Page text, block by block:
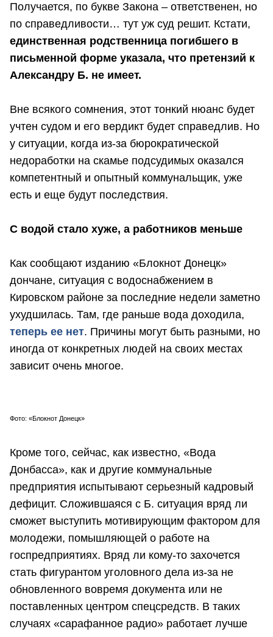
Получается, по букве Закона – ответственен, но
по справедливости… тут уж суд решит. Кстати,
единственная родственница погибшего в
письменной форме указала, что претензий к
Александру Б. не имеет.
Вне всякого сомнения, этот тонкий нюанс будет
учтен судом и его вердикт будет справедлив. Но
у ситуации, когда из-за бюрократической
недоработки на скамье подсудимых оказался
компетентный и опытный коммунальщик, уже
есть и еще будут последствия.
С водой стало хуже, а работников меньше
Как сообщают изданию «Блокнот Донецк»
дончане, ситуация с водоснабжением в
Кировском районе за последние недели заметно
ухудшилась. Там, где раньше вода доходила,
теперь ее нет. Причины могут быть разными, но
иногда от конкретных людей на своих местах
зависит очень многое.
Фото: «Блокнот Донецк»
Кроме того, сейчас, как известно, «Вода
Донбасса», как и другие коммунальные
предприятия испытывают серьезный кадровый
дефицит. Сложившаяся с Б. ситуация вряд ли
сможет выступить мотивирующим фактором для
молодежи, помышляющей о работе на
госпредприятиях. Вряд ли кому-то захочется
стать фигурантом уголовного дела из-за не
обновленного вовремя документа или не
поставленных центром спецсредств. В таких
случаях «сарафанное радио» работает лучше